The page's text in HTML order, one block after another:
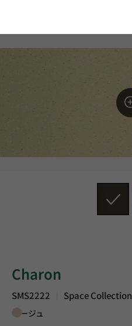
Charon
SMS2222 Space Collection
ベージュ